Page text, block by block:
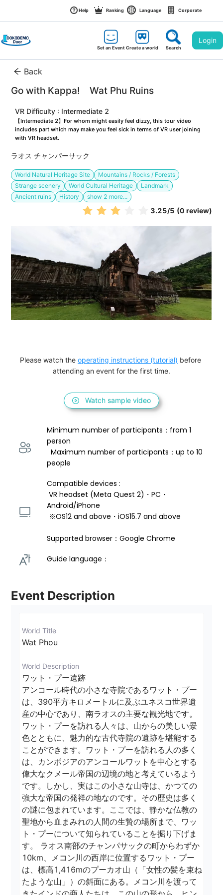
Help Ranking Language Corporate
Set an EventCreate a world Search
Login
Back
Go with Kappa!　Wat Phu Ruins
VR Difficulty : Intermediate 2
【Intermediate 2】For whom might easily feel dizzy, this tour video
includes part which may make you feel sick in terms of VR user joining
with VR headset.
ラオス チャンパーサック
World Natural Heritage Site
Mountains / Rocks / Forests
Strange scenery
World Cultural Heritage
Landmark
Ancient ruins
History show 2 more...
3.25/5 (0 review)
Please watch the operating instructions (tutorial) before
attending an event for the first time.
Watch sample video
Minimum number of participants：from 1
person
  Maximum number of participants：up to 10
people
Compatible devices :
VR headset (Meta Quest 2)・PC・
Android/iPhone
※OS12 and above・iOS15.7 and above
Supported browser：Google Chrome
Guide language：
Event Description
World Title
Wat Phou
World Description
ワット・プー遺跡
アンコール時代の小さな寺院であるワット・プー
は、390平方キロメートルに及ぶユネスコ世界遺
産の中心であり、南ラオスの主要な観光地です。
ワット・プーを訪れる人々は、山からの美しい景
色とともに、魅力的な古代寺院の遺跡を堪能する
ことができます。ワット・プーを訪れる人の多く
は、カンボジアのアンコールワットを中心とする
偉大なクメール帝国の辺境の地と考えているよう
です。しかし、実はこの小さな山寺は、かつての
強大な帝国の発祥の地なのです。その歴史は多く
の謎に包まれています。ここでは、静かな仏教の
聖地から血まみれの人間の生贄の場所まで、ワッ
ト・プーについて知られていることを掘り下げま
す。 ラオス南部のチャンパサックの町からわずか
10km、メコン川の西岸に位置するワット・プー
は、標高1,416mのプーカオ山（「女性の髪を束ね
たような山」）の斜面にある。メコン川を渡って